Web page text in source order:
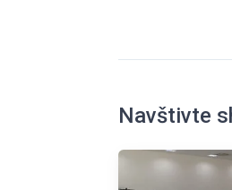
Navštivte